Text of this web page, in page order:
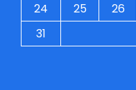
24
25 26
31